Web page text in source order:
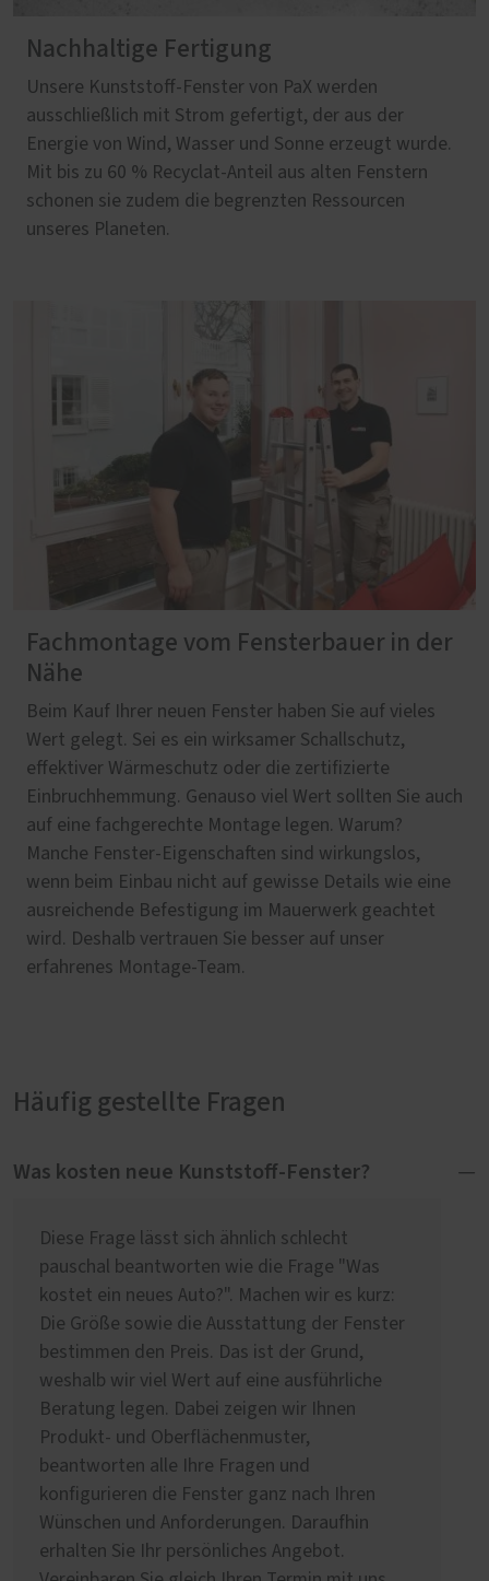
Nachhaltige Fertigung
Unsere Kunststoff-Fenster von PaX werden
ausschließlich mit Strom gefertigt, der aus der
Energie von Wind, Wasser und Sonne erzeugt wurde.
Mit bis zu 60 % Recyclat-Anteil aus alten Fenstern
schonen sie zudem die begrenzten Ressourcen
unseres Planeten.
Fachmontage vom Fensterbauer in der
Nähe
Beim Kauf Ihrer neuen Fenster haben Sie auf vieles
Wert gelegt. Sei es ein wirksamer Schallschutz,
effektiver Wärmeschutz oder die zertifizierte
Einbruchhemmung. Genauso viel Wert sollten Sie auch
auf eine fachgerechte Montage legen. Warum?
Manche Fenster-Eigenschaften sind wirkungslos,
wenn beim Einbau nicht auf gewisse Details wie eine
ausreichende Befestigung im Mauerwerk geachtet
wird. Deshalb vertrauen Sie besser auf unser
erfahrenes Montage-Team.
Häufig gestellte Fragen
Was kosten neue Kunststoff-Fenster?
Diese Frage lässt sich ähnlich schlecht
pauschal beantworten wie die Frage "Was
kostet ein neues Auto?". Machen wir es kurz:
Die Größe sowie die Ausstattung der Fenster
bestimmen den Preis. Das ist der Grund,
weshalb wir viel Wert auf eine ausführliche
Beratung legen. Dabei zeigen wir Ihnen
Produkt- und Oberflächenmuster,
beantworten alle Ihre Fragen und
konfigurieren die Fenster ganz nach Ihren
Wünschen und Anforderungen. Daraufhin
erhalten Sie Ihr persönliches Angebot.